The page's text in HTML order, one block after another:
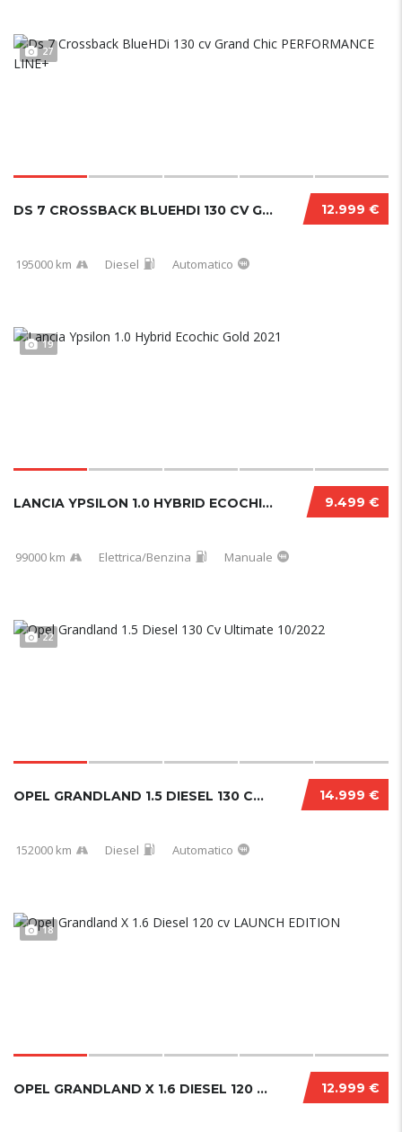
27
12.999 €
DS 7 CROSSBACK BLUEHDI 130 CV GRAND CHIC PER...
195000 km Diesel Automatico
19
9.499 €
LANCIA YPSILON 1.0 HYBRID ECOCHIC GOLD 2021...
99000 km Elettrica/Benzina Manuale
22
14.999 €
OPEL GRANDLAND 1.5 DIESEL 130 CV ULTIMATE 10...
152000 km Diesel Automatico
18
12.999 €
OPEL GRANDLAND X 1.6 DIESEL 120 CV LAUNCH ED...